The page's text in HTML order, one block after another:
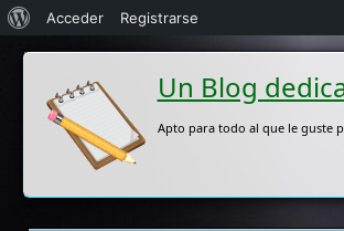
Un Blog
Apto para todo al que le guste
Acerca
de
WordPress
Acceder Registrarse